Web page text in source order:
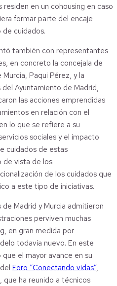
residen en un cohousing en caso
formar parte del encaje
cuidados.
también con representantes
en concreto la concejala de
Paqui Pérez, y la
Ayuntamiento de Madrid,
las acciones emprendidas
en relación con el
lo que se refiere a su
sociales y el impacto
cuidados de estas
de vista de los
de los cuidados que
a este tipo de iniciativas.
Madrid y Murcia admitieron
perviven muchas
en gran medida por
todavía nuevo. En este
el mayor avance en su
Foro “Conectando vidas”,
ha reunido a técnicos